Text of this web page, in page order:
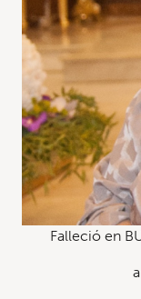
Falleció en